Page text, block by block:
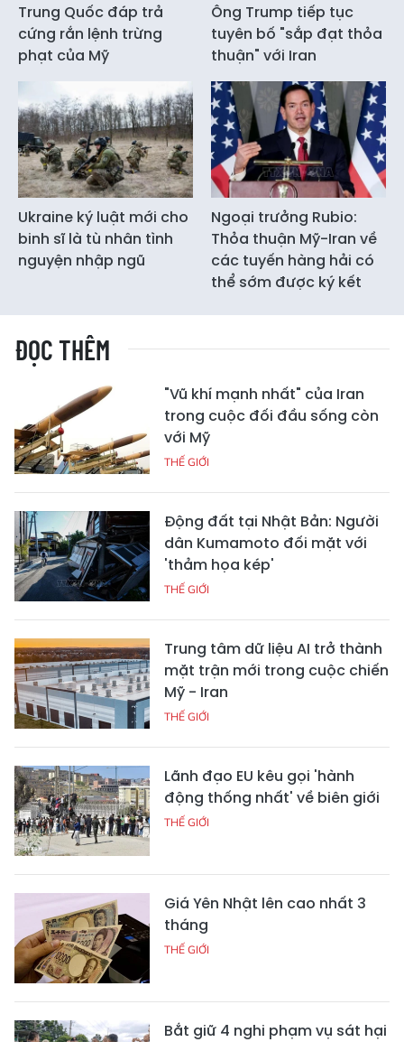
Trung Quốc đáp trả
cứng rắn lệnh trừng
phạt của Mỹ
Ông Trump tiếp tục
tuyên bố "sắp đạt thỏa
thuận" với Iran
Ukraine ký luật mới cho
binh sĩ là tù nhân tình
nguyện nhập ngũ
Ngoại trưởng Rubio:
Thỏa thuận Mỹ-Iran về
các tuyến hàng hải có
thể sớm được ký kết
ĐỌC THÊM
"Vũ khí mạnh nhất" của Iran
trong cuộc đối đầu sống còn
với Mỹ
THẾ GIỚI
Động đất tại Nhật Bản: Người
dân Kumamoto đối mặt với
'thảm họa kép'
THẾ GIỚI
Trung tâm dữ liệu AI trở thành
mặt trận mới trong cuộc chiến
Mỹ - Iran
THẾ GIỚI
Lãnh đạo EU kêu gọi 'hành
động thống nhất' về biên giới
THẾ GIỚI
Giá Yên Nhật lên cao nhất 3
tháng
THẾ GIỚI
Bắt giữ 4 nghi phạm vụ sát hại